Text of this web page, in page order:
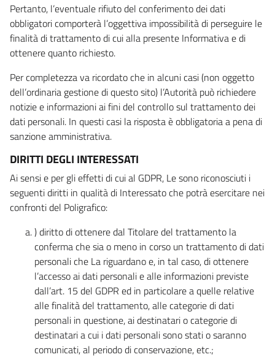
Pertanto, l’eventuale rifiuto del conferimento dei dati
obbligatori comporterà l’oggettiva impossibilità di perseguire le
finalità di trattamento di cui alla presente Informativa e di
ottenere quanto richiesto.
Per completezza va ricordato che in alcuni casi (non oggetto
dell’ordinaria gestione di questo sito) l’Autorità può richiedere
notizie e informazioni ai fini del controllo sul trattamento dei
dati personali. In questi casi la risposta è obbligatoria a pena di
sanzione amministrativa.
DIRITTI DEGLI INTERESSATI
Ai sensi e per gli effetti di cui al GDPR, Le sono riconosciuti i
seguenti diritti in qualità di Interessato che potrà esercitare nei
confronti del Poligrafico:
) diritto di ottenere dal Titolare del trattamento la
conferma che sia o meno in corso un trattamento di dati
personali che La riguardano e, in tal caso, di ottenere
l’accesso ai dati personali e alle informazioni previste
dall’art. 15 del GDPR ed in particolare a quelle relative
alle finalità del trattamento, alle categorie di dati
personali in questione, ai destinatari o categorie di
destinatari a cui i dati personali sono stati o saranno
comunicati, al periodo di conservazione, etc.;